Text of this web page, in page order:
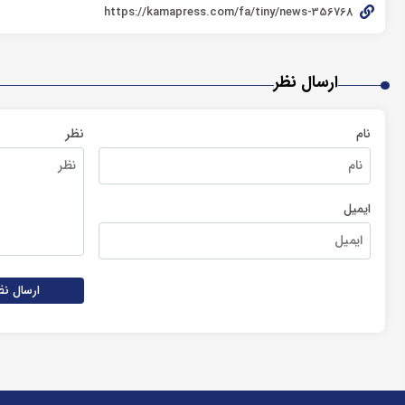
ارسال نظر
نام
ایمیل
نظر
ارسال